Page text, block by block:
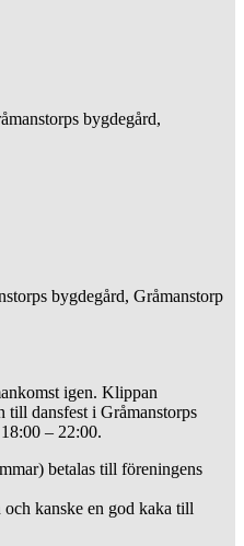
bygdegård,
bygdegård, Gråmanstorp
igen. Klippan
till dansfest i Gråmanstorps
– 22:00.
betalas till föreningens
och kanske en god kaka till